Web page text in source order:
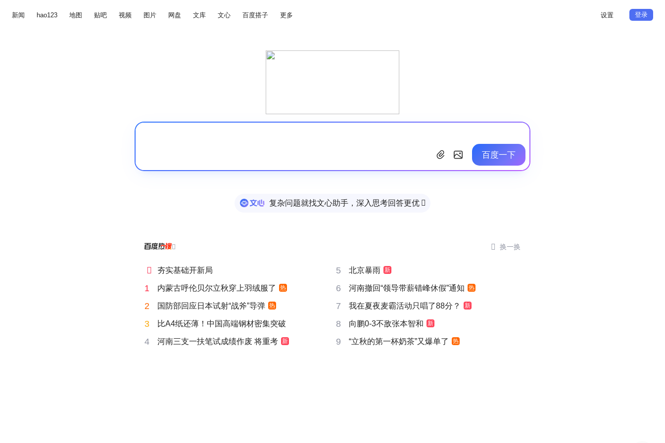
新闻 hao123 地图 贴吧 视频 图片 网盘 文库 文心 百度搭子 更多 设置 登录
百度一下
复杂问题就找文心助手，深入思考回答更优 
  换一换
 夯实基础开新局 5 北京暴雨 新
1 内蒙古呼伦贝尔立秋穿上羽绒服了 热 6 河南撤回“领导带薪错峰休假”通知 热
2 国防部回应日本试射“战斧”导弹 热 7 我在夏夜麦霸活动只唱了88分？ 新
3 比A4纸还薄！中国高端钢材密集突破 8 向鹏0-3不敌张本智和 新
4 河南三支一扶笔试成绩作废 将重考 新 9 “立秋的第一杯奶茶”又爆单了 热